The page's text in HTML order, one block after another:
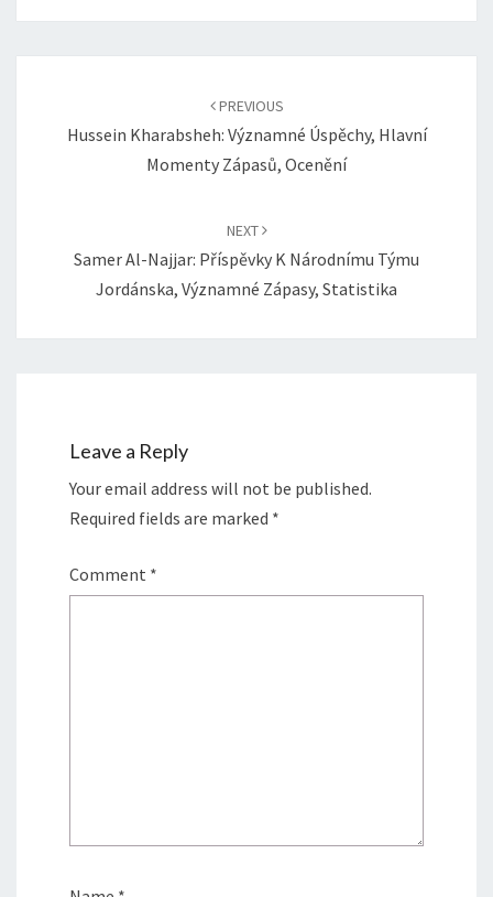
PREVIOUS
Hussein Kharabsheh: Významné Úspěchy, Hlavní
Momenty Zápasů, Ocenění
NEXT
Samer Al-Najjar: Příspěvky K Národnímu Týmu
Jordánska, Významné Zápasy, Statistika
Leave a Reply
Your email address will not be published.
Required fields are marked *
Comment *